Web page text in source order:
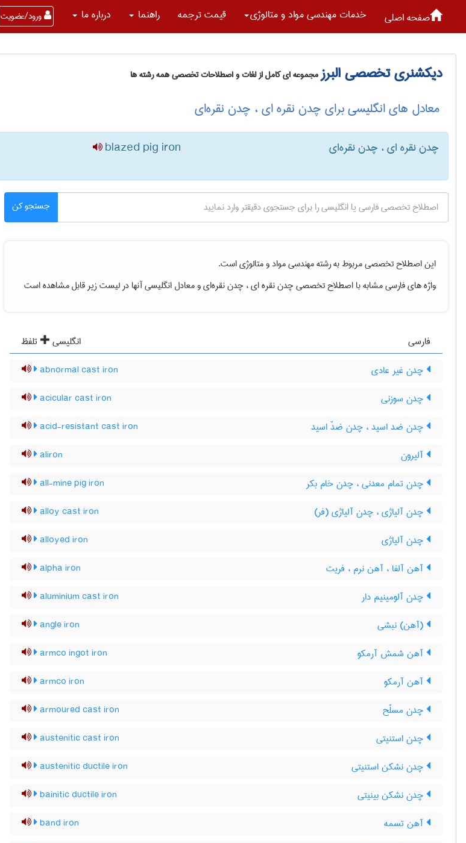
صفحه اصلی خدمات مهندسی مواد و متالوژی قیمت ترجمه راهنما درباره ما ورود/عضویت
دیکشنری تخصصی البرزمجموعه ای کامل از لغات و اصطلاحات تخصصی همه رشته ها
معادل های انگلیسی برای چدن نقره ای ، چدن نقره‌ای
چدن نقره ای ، چدن نقره‌ای blazed pig iron
جستجو کن
این اصطلاح تخصصی مربوط به رشتهمهندسی مواد و متالوژیاست.
واژه های فارسی مشابه با اصطلاح تخصصیچدن نقره ای ، چدن نقره‌ایو معادل انگلیسی آنها در لیست زیر قابل مشاهده است
فارسی انگلیسی
تلفظ
چدن غیر عادی
abnormal cast iron
چدن سوزنی acicular cast iron
چدن ضد اسید ، چدن ضدّ اسید acid-resistant cast iron
آلیرون aliron
چدن تمام معدنی ، چدن خام بکر all-mine pig iron
چدن آلیاژی ، چدن آلیاژی (فر) alloy cast iron
چدن آلیاژی alloyed iron
آهن آلفا ، آهن نرم ، فریت alpha iron
چدن آلومینیم دار aluminium cast iron
(آهن) نبشی angle iron
آهن شمش آرمکو armco ingot iron
آهن آرمکو armco iron
چدن مسلّح armoured cast iron
چدن استنیتی austenitic cast iron
چدن نشکن استنیتی austenitic ductile iron
چدن نشکن بینیتی bainitic ductile iron
آهن تسمه band iron